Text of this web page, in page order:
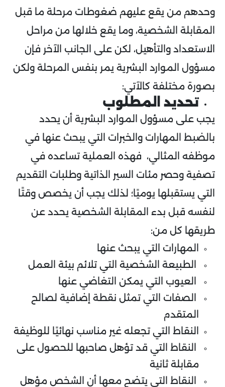
وحدهم من يقع عليهم ضغوطات مرحلة ما قبل
المقابلة الشخصية، وما يقع خلالها من مراحل
الاستعداد والتأهيل، لكن على الجانب الآخر فإن
مسؤول الموارد البشرية يمر بنفس المرحلة ولكن
بصورة مختلفة كالآتي:
تحديد المطلوب
يجب على مسؤول الموارد البشرية أن يحدد
بالضبط المهارات والخبرات التي يبحث عنها في
موظفه المثالي، فهذه العملية تساعده في
تصفية وحصر مئات السير الذاتية وطلبات التقديم
التي يستقبلها يوميًا؛ لذلك يجب أن يخصص وقتًا
لنفسه قبل بدء المقابلة الشخصية يحدد عن
طريقها كل من:
المهارات التي يبحث عنها
الطبيعة الشخصية التي تلائم بيئة العمل
العيوب التي يمكن التغاضي عنها
الصفات التي تمثل نقطة إضافية لصالح
المتقدم
النقاط التي تجعله غير مناسب نهائيًا للوظيفة
النقاط التي قد تؤهل صاحبها للحصول على
مقابلة ثانية
النقاط التي يتضح معها أن الشخص مؤهل